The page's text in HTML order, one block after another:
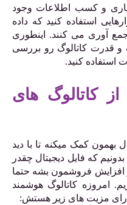
و کسب اطلاعات وجود
استفاده کنید که داده
آوری می کنند. اینطوری
قدرت کاتالوگ رو بررسی
استفاده کنید.
کاتالوگ های
بهمون کمک میکنه تا با دید
که فایل دیجیتال چقدر
فروشمون بشه حتما
امروزه کاتالوگ هوشمند
مزیت های زیر هستش: